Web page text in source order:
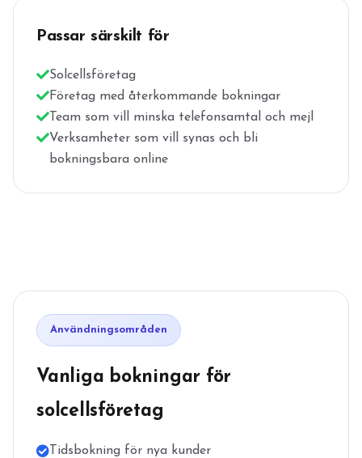
Passar särskilt för
Solcellsföretag
Företag med återkommande bokningar
Team som vill minska telefonsamtal och mejl
Verksamheter som vill synas och bli
bokningsbara online
Användningsområden
Vanliga bokningar för
solcellsföretag
Tidsbokning för nya kunder